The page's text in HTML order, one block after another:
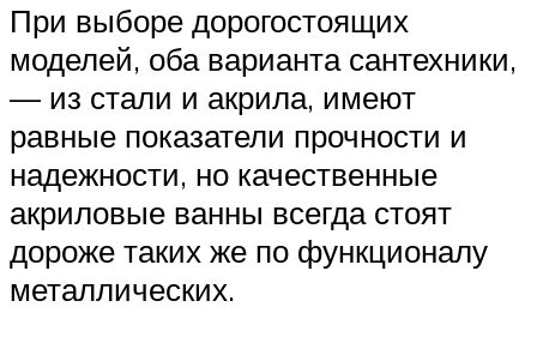
При выборе дорогостоящих
моделей, оба варианта сантехники,
— из стали и акрила, имеют
равные показатели прочности и
надежности, но качественные
акриловые ванны всегда стоят
дороже таких же по функционалу
металлических.